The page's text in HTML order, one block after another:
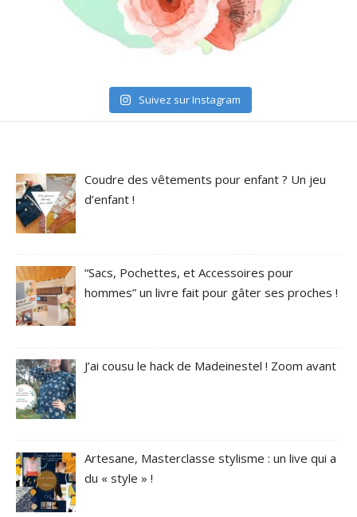
Suivez sur Instagram
Coudre des vêtements pour enfant ? Un jeu
d’enfant !
“Sacs, Pochettes, et Accessoires pour
hommes” un livre fait pour gâter ses proches !
J’ai cousu le hack de Madeinestel ! Zoom avant
Artesane, Masterclasse stylisme : un live qui a
du « style » !